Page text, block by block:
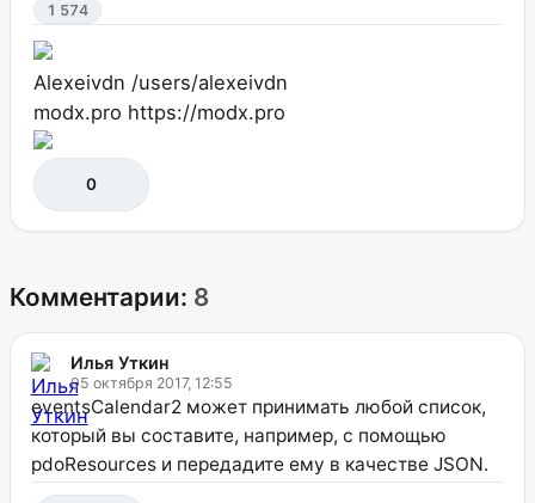
1 574
Alexeivdn /users/alexeivdn
modx.pro https://modx.pro
0
Комментарии: 8
Илья Уткин
05 октября 2017, 12:55
eventsCalendar2 может принимать любой список,
который вы составите, например, с помощью
pdoResources и передадите ему в качестве JSON.